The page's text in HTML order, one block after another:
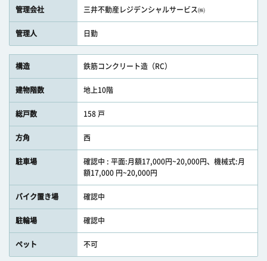
管理会社 三井不動産レジデンシャルサービス㈱
管理人 日勤
構造 鉄筋コンクリート造（RC）
建物階数 地上10階
総戸数 158 戸
方角 西
駐車場
確認中 : 平面:月額17,000円~20,000円、機械式:月
額17,000 円~20,000円
バイク置き場 確認中
駐輪場 確認中
ペット 不可